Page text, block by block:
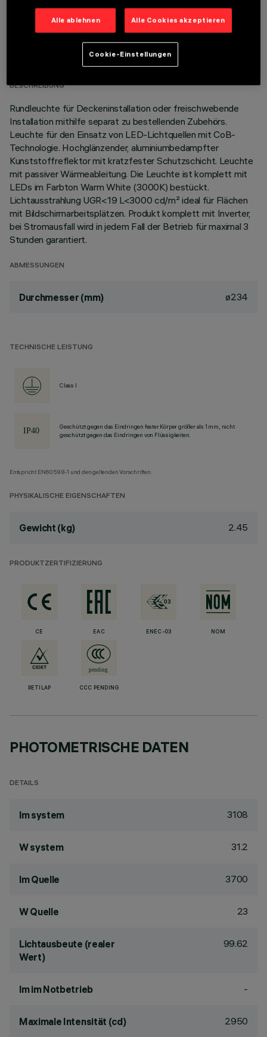
TECHNISCHE DATEN
LETZTES UPDATE: 05.08.2026
BESCHREIBUNG
Rundleuchte für Deckeninstallation oder freischwebende
Installation mithilfe separat zu bestellenden Zubehörs.
Leuchte für den Einsatz von LED-Lichtquellen mit CoB-
Technologie. Hochglänzender, aluminiumbedampfter
Kunststoffreflektor mit kratzfester Schutzschicht. Leuchte
mit passiver Wärmeableitung. Die Leuchte ist komplett mit
LEDs im Farbton Warm White (3000K) bestückt.
Lichtausstrahlung UGR<19 L<3000 cd/m² ideal für Flächen
mit Bildschirmarbeitsplätzen. Produkt komplett mit Inverter,
bei Stromausfall wird in jedem Fall der Betrieb für maximal 3
Stunden garantiert.
ABMESSUNGEN
Durchmesser (mm) ø234
TECHNISCHE LEISTUNG
Class I
Geschützt gegen das Eindringen fester Körper größer als 1 mm, nicht
geschützt gegen das Eindringen von Flüssigkeiten.
Entspricht EN60598-1 und den geltenden Vorschriften.
PHYSIKALISCHE EIGENSCHAFTEN
Gewicht (kg) 2.45
PRODUKTZERTIFIZIERUNG
CE EAC ENEC-03 NOM
RETILAP CCC PENDING
PHOTOMETRISCHE DATEN
DETAILS
lm system 3108
W system 31.2
lm Quelle 3700
W Quelle 23
Lichtausbeute (realer
Wert)
99.62
lm im Notbetrieb -
Maximale Intensität (cd) 2950
Alle ablehnen Alle Cookies akzeptieren
Cookie-Einstellungen